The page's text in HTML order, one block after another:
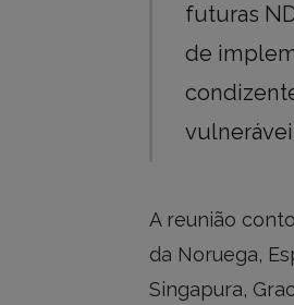
futuras
de
A reunião
da Noruega,
Singapura,